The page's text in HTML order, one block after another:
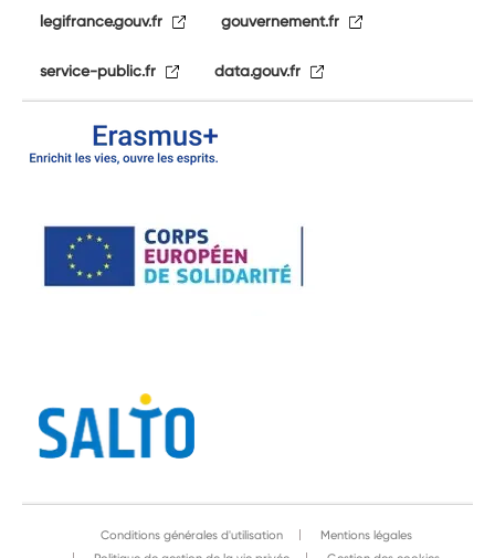
legifrance.gouv.fr gouvernement.fr
service-public.fr data.gouv.fr
Conditions générales d'utilisation
Mentions légales